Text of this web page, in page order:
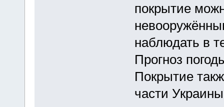
покрытие
наблюдать в
Прогноз
Покрытие
части